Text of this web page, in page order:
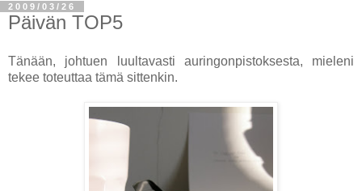
2009/03/26
Päivän TOP5
Tänään, johtuen luultavasti auringonpistoksesta, mieleni
tekee toteuttaa tämä sittenkin.